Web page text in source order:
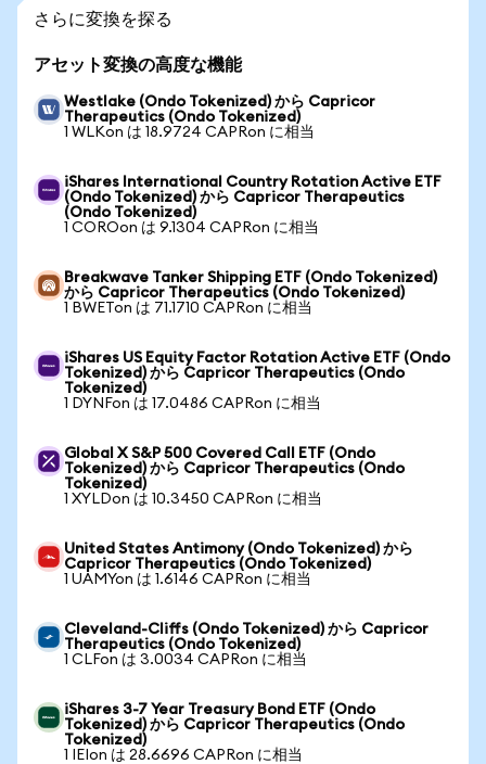
さらに変換を探る
アセット変換の高度な機能
Westlake (Ondo Tokenized) から Capricor
Therapeutics (Ondo Tokenized)
1 WLKon は 18.9724 CAPRon に相当
iShares International Country Rotation Active ETF
(Ondo Tokenized) から Capricor Therapeutics
(Ondo Tokenized)
1 COROon は 9.1304 CAPRon に相当
Breakwave Tanker Shipping ETF (Ondo Tokenized)
から Capricor Therapeutics (Ondo Tokenized)
1 BWETon は 71.1710 CAPRon に相当
iShares US Equity Factor Rotation Active ETF (Ondo
Tokenized) から Capricor Therapeutics (Ondo
Tokenized)
1 DYNFon は 17.0486 CAPRon に相当
Global X S&P 500 Covered Call ETF (Ondo
Tokenized) から Capricor Therapeutics (Ondo
Tokenized)
1 XYLDon は 10.3450 CAPRon に相当
United States Antimony (Ondo Tokenized) から
Capricor Therapeutics (Ondo Tokenized)
1 UAMYon は 1.6146 CAPRon に相当
Cleveland-Cliffs (Ondo Tokenized) から Capricor
Therapeutics (Ondo Tokenized)
1 CLFon は 3.0034 CAPRon に相当
iShares 3-7 Year Treasury Bond ETF (Ondo
Tokenized) から Capricor Therapeutics (Ondo
Tokenized)
1 IEIon は 28.6696 CAPRon に相当